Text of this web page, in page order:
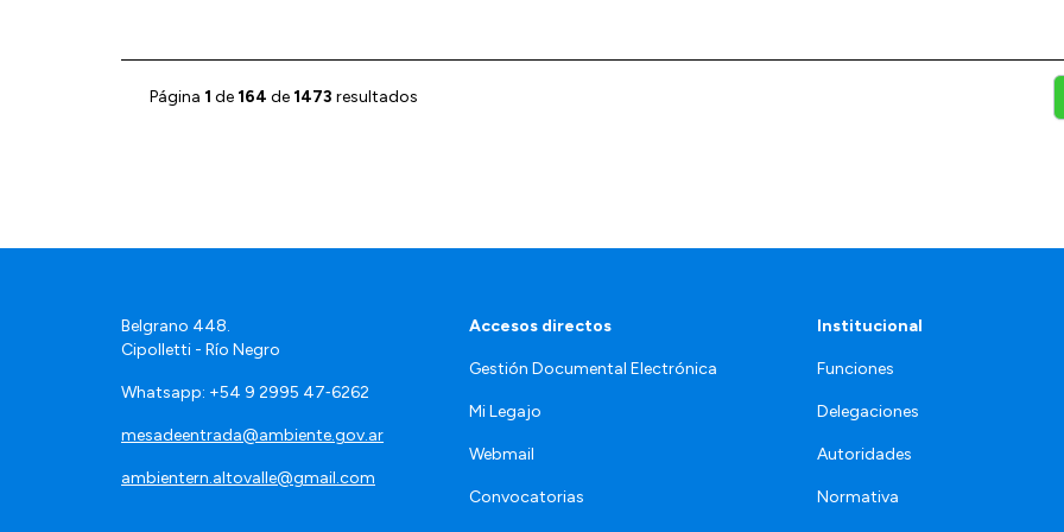
Página 1 de 164 de 1473 resultados
Belgrano 448.
Cipolletti - Río Negro
Whatsapp: +54 9 2995 47‑6262
mesadeentrada@ambiente.gov.ar
ambientern.altovalle@gmail.com
Accesos directos
Gestión Documental Electrónica
Mi Legajo
Webmail
Convocatorias
Institucional
Funciones
Delegaciones
Autoridades
Normativa